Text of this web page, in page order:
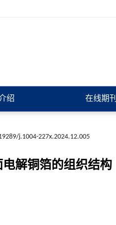
绍 在线期刊
j.1004-227x.2024.12.005
解铜箔的组织结构